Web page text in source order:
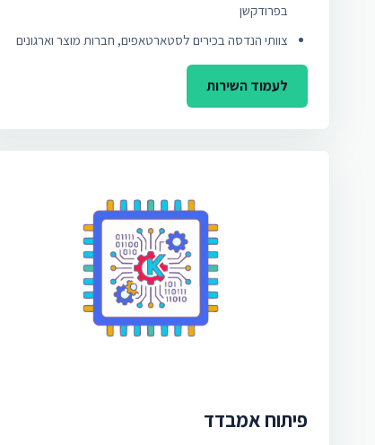
בפרודקשן
צוותי הנדסה בכירים לסטארטאפים, חברות מוצר וארגונים
לעמוד השירות
פיתוח אמבדד